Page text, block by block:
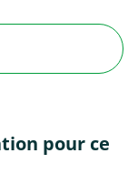
pour ce